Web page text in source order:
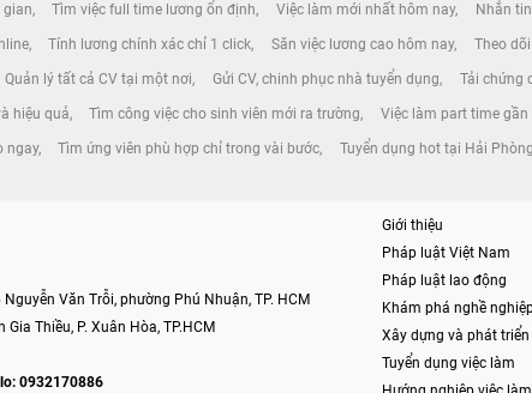
gian Tìm việc full time lương ổn định Việc làm mới nhất hôm nay Nhắn
Tính lương chính xác chỉ 1 click Săn việc lương cao hôm nay Theo
Quản lý tất cả CV tại một nơi Gửi CV, chinh phục nhà tuyển dụng Tải chứng
hiệu quả Tìm công việc cho sinh viên mới ra trường Việc làm part time gần
ngay Tìm ứng viên phù hợp chỉ trong vài bước Tuyển dụng hot tại Hải Phòng
Văn Trỗi, phường Phú Nhuận, TP. HCM
Thiều, P. Xuân Hòa, TP.HCM
0932170886
Giới thiệu
Pháp luật Việt Nam
Pháp luật lao động
Khám phá nghề
Xây dựng và phát
Tuyển dụng việc làm